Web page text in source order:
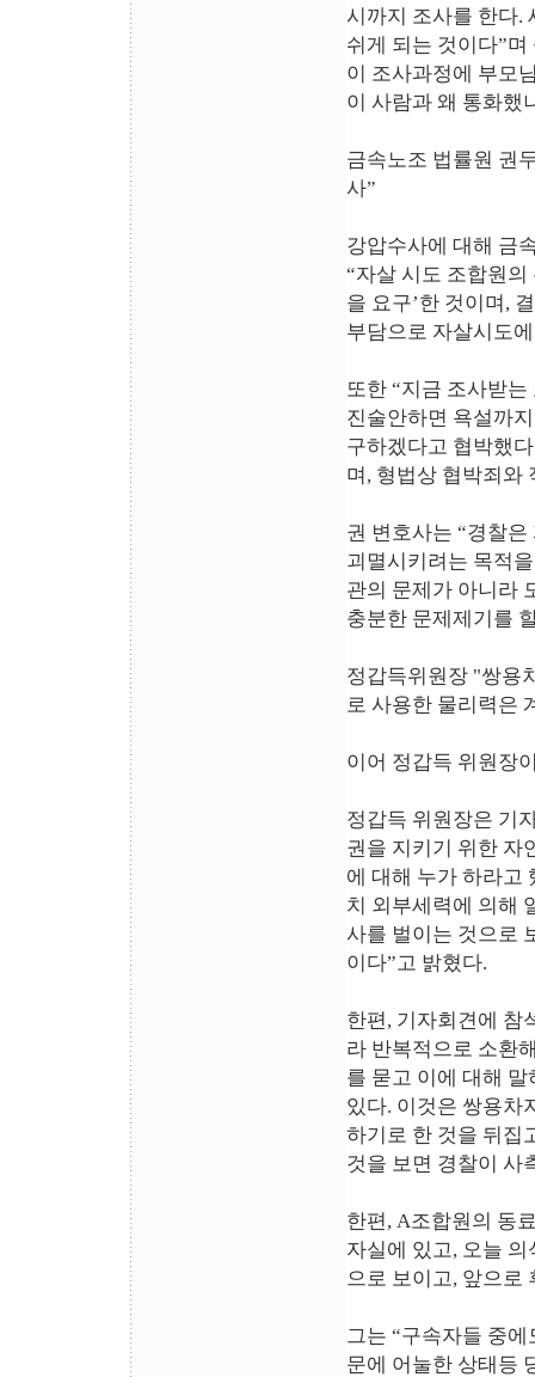
시까지 조사를 한다.
쉬게 되는 것이다”
이 조사과정에 부모
이 사람과 왜 통화했
금속노조 법률원 권
사”
강압수사에 대해 금
“자살 시도 조합원
을 요구’한 것이며,
부담으로 자살시도
또한 “지금 조사받
진술안하면 욕설까
구하겠다고 협박했
며, 형법상 협박죄와
권 변호사는 “경찰
괴멸시키려는 목적
관의 문제가 아니라
충분한 문제제기를
정갑득위원장 "쌍용
로 사용한 물리력은
이어 정갑득 위원장
정갑득 위원장은 기
권을 지키기 위한 자
에 대해 누가 하라고
치 외부세력에 의해
사를 벌이는 것으로
이다”고 밝혔다.
한편, 기자회견에 참
라 반복적으로 소환
를 묻고 이에 대해
있다. 이것은 쌍용차
하기로 한 것을 뒤집
것을 보면 경찰이 사
한편, A조합원의 동
자실에 있고, 오늘
으로 보이고, 앞으로
그는 “구속자들 중
문에 어눌한 상태등